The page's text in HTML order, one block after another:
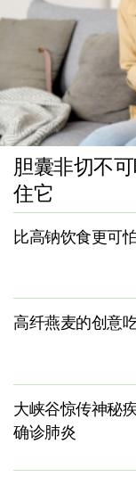
胆囊非切不
住它
比高钠饮食更可
高纤燕麦的创意
大峡谷惊传神秘
确诊肺炎